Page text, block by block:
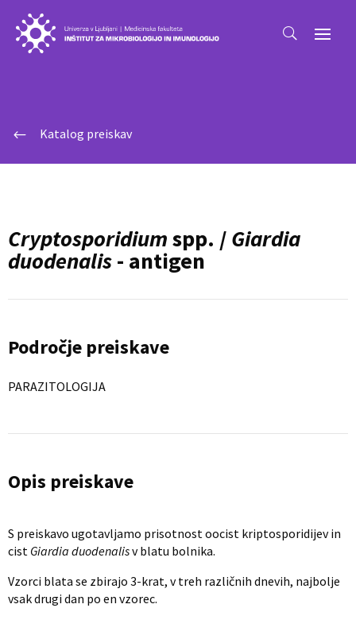
# Katalog preiskav
Cryptosporidiumspp. /Giardia
duodenalis- antigen
Področje preiskave
PARAZITOLOGIJA
Opis preiskave
S preiskavo ugotavljamo prisotnost oocist kriptosporidijev in
cist Giardia duodenalisv blatu bolnika.
Vzorci blata se zbirajo 3-krat, v treh različnih dnevih, najbolje
vsak drugi dan po en vzorec.